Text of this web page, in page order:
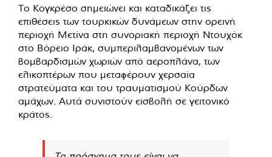
Το Κογκρέσο σημειώνει και καταδικάζει τις
επιθέσεις των τουρκικών δυνάμεων στην ορεινή
περιοχή Μετίνα στη συνοριακή περιοχή Ντουχόκ
στο Βόρειο Ιράκ, συμπεριλαμβανομένων των
βομβαρδισμών χωριών από αεροπλάνα, των
ελικοπτέρων που μεταφέρουν χερσαία
στρατεύματα και του τραυματισμού Κούρδων
αμάχων. Αυτά συνιστούν εισβολή σε γειτονικό
κράτος.